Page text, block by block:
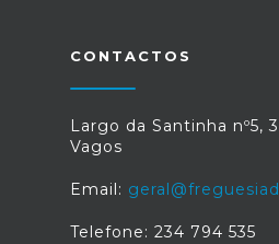
CONTACTOS
Largo da Santinha nº5,
Vagos
Email:
Telefone: 234 794 535